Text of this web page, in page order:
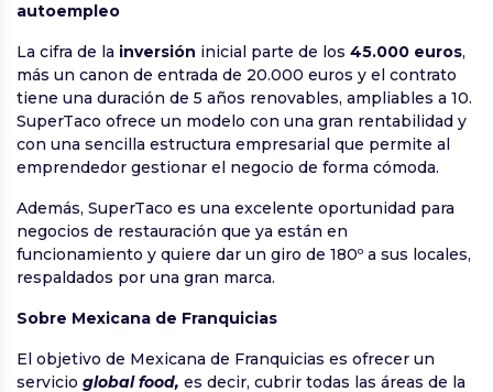
autoempleo
La cifra de la inversión inicial parte de los 45.000 euros,
más un canon de entrada de 20.000 euros y el contrato
tiene una duración de 5 años renovables, ampliables a 10.
SuperTaco ofrece un modelo con una gran rentabilidad y
con una sencilla estructura empresarial que permite al
emprendedor gestionar el negocio de forma cómoda.
Además, SuperTaco es una excelente oportunidad para
negocios de restauración que ya están en
funcionamiento y quiere dar un giro de 180º a sus locales,
respaldados por una gran marca.
Sobre Mexicana de Franquicias
El objetivo de Mexicana de Franquicias es ofrecer un
servicio global food, es decir, cubrir todas las áreas de la